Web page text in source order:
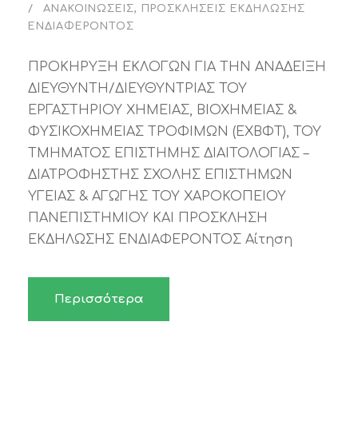
ΑΝΑΚΟΙΝΏΣΕΙΣ,
ΠΡΟΣΚΛΉΣΕΙΣ ΕΚΔΉΛΩΣΗΣ
ΕΝΔΙΑΦΈΡΟΝΤΟΣ
ΠΡΟΚΗΡΥΞΗ ΕΚΛΟΓΩΝ ΓΙΑ ΤΗΝ ΑΝΑΔΕΙΞΗ
ΔΙΕΥΘΥΝΤΗ/ΔΙΕΥΘΥΝΤΡΙΑΣ ΤΟΥ
ΕΡΓΑΣΤΗΡΙΟΥ ΧΗΜΕΙΑΣ, ΒΙΟΧΗΜΕΙΑΣ &
ΦΥΣΙΚΟΧΗΜΕΙΑΣ ΤΡΟΦΙΜΩΝ (ΕΧΒΦΤ), ΤΟΥ
ΤΜΗΜΑΤΟΣ ΕΠΙΣΤΗΜΗΣ ΔΙΑΙΤΟΛΟΓΙΑΣ –
ΔΙΑΤΡΟΦΗΣΤΗΣ ΣΧΟΛΗΣ ΕΠΙΣΤΗΜΩΝ
ΥΓΕΙΑΣ & ΑΓΩΓΗΣ ΤΟΥ ΧΑΡΟΚΟΠΕΙΟΥ
ΠΑΝΕΠΙΣΤΗΜΙΟΥ ΚΑΙ ΠΡΟΣΚΛΗΣΗ
ΕΚΔΗΛΩΣΗΣ ΕΝΔΙΑΦΕΡΟΝΤΟΣ Αίτηση
Περισσότερα